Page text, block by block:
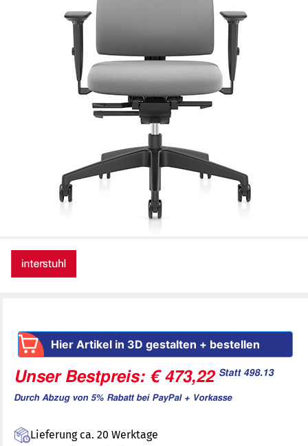
Hier Artikel in 3D gestalten + bestellen
Unser Bestpreis: € 473,22 Statt 498.13
Durch Abzug von 5% Rabatt bei PayPal + Vorkasse
Lieferung ca. 20 Werktage